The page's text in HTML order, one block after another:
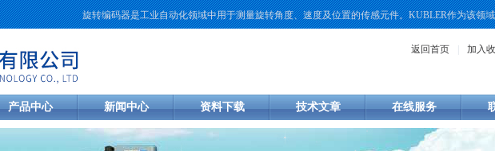
旋转编码器是工业自动化领域中用于测量旋转角度、速度及位置的传感元件。KUBLER作为该领域
返回首页 加入
产品中心 新闻中心 资料下载 技术文章 在线服务